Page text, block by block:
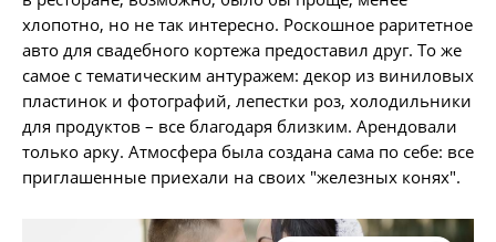
хлопотно, но не так интересно. Роскошное раритетное
авто для свадебного кортежа предоставил друг. То же
самое с тематическим антуражем: декор из виниловых
пластинок и фотографий, лепестки роз, холодильники
для продуктов – все благодаря близким. Арендовали
только арку. Атмосфера была создана сама по себе: все
приглашенные приехали на своих "железных конях".